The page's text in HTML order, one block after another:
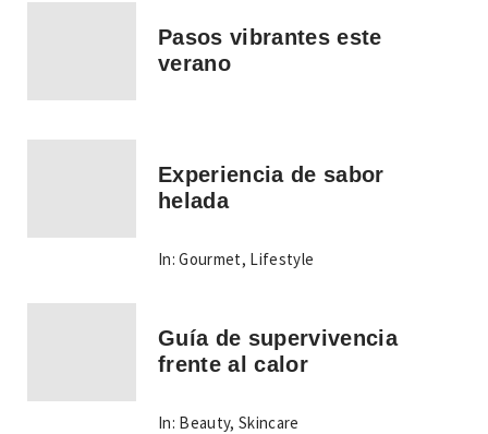
Pasos vibrantes este
verano
Experiencia de sabor
helada
In: Gourmet, Lifestyle
Guía de supervivencia
frente al calor
In: Beauty,Skincare